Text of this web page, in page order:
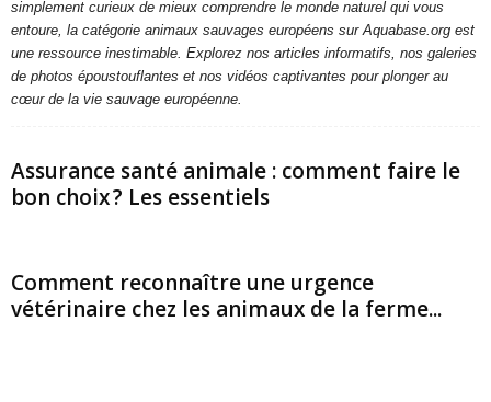
simplement curieux de mieux comprendre le monde naturel qui vous
entoure, la catégorie animaux sauvages européens sur Aquabase.org est
une ressource inestimable. Explorez nos articles informatifs, nos galeries
de photos époustouflantes et nos vidéos captivantes pour plonger au
cœur de la vie sauvage européenne.
Assurance santé animale : comment faire le
bon choix ? Les essentiels
Comment reconnaître une urgence
vétérinaire chez les animaux de la ferme...